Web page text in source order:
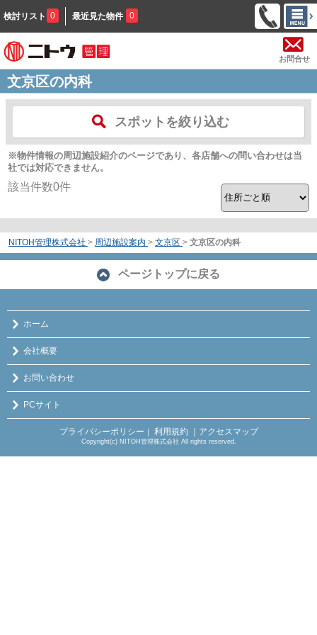
検討リスト 0 最近見た物件 0
お問合せ
文京区の内科
スポットを絞り込む
※物件情報の周辺施設紹介のページであり、各店舗への問い合わせは当
社では対応できません。
該当件数0件
NITOH管理株式会社 > 周辺施設案内 > 文京区 > 文京区の内科
ページトップに戻る
ホーム
会社概要
お問い合わせ
PCサイト
プライバシーポリシー ｜ 利用規約 ｜アクセスマップ
Copyright(c) NITOH管理株式会社 All rights reserved.